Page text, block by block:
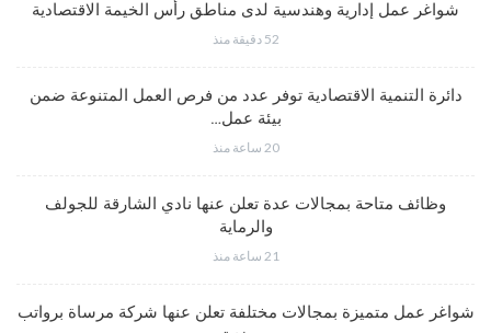
شواغر عمل إدارية وهندسية لدى مناطق رأس الخيمة الاقتصادية
52 دقيقة منذ
دائرة التنمية الاقتصادية توفر عدد من فرص العمل المتنوعة ضمن
بيئة عمل…
20 ساعة منذ
وظائف متاحة بمجالات عدة تعلن عنها نادي الشارقة للجولف
والرماية
21 ساعة منذ
شواغر عمل متميزة بمجالات مختلفة تعلن عنها شركة مرساة برواتب